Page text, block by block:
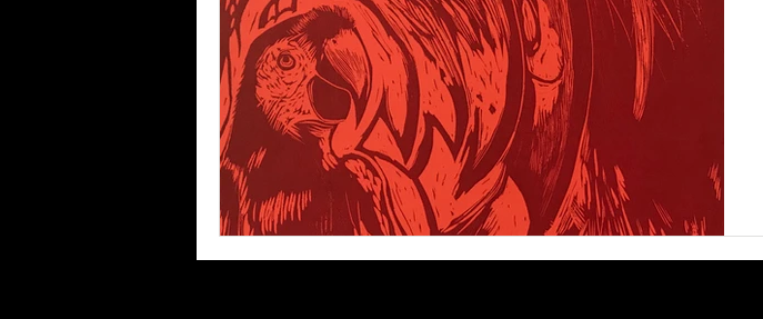
Tinta Pastel Temple Mixta